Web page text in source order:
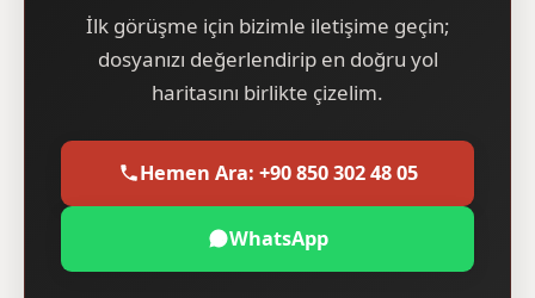
İlk görüşme için bizimle iletişime geçin;
dosyanızı değerlendirip en doğru yol
haritasını birlikte çizelim.
Hemen Ara: +90 850 302 48 05
WhatsApp